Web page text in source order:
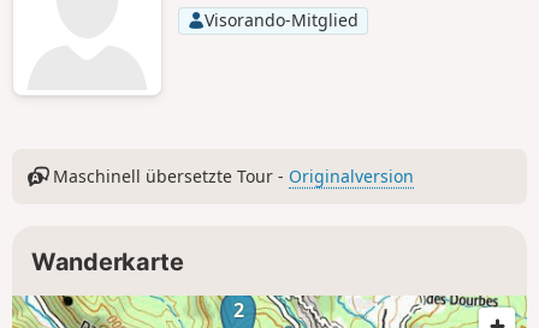
Visorando-Mitglied
Maschinell übersetzte Tour - Originalversion
Wanderkarte
2